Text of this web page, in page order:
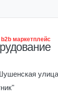
b2b маркетплейс